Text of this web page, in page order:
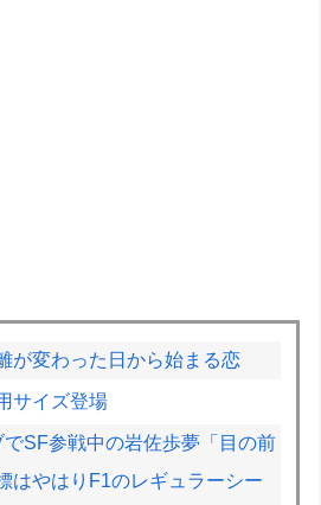
が変わった日から始まる恋
サイズ登場
SF参戦中の岩佐歩夢「目の前
はやはりF1のレギュラーシー